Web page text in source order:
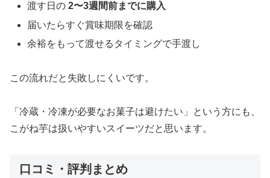
渡す日の2〜3週間前までに購入
届いたらすぐ賞味期限を確認
余裕をもって渡せるタイミングで手渡し
この流れだと失敗しにくいです。
「冷蔵・冷凍が必要なお菓子は避けたい」という方にも、
こがね芋は扱いやすいスイーツだと思います。
口コミ・評判まとめ